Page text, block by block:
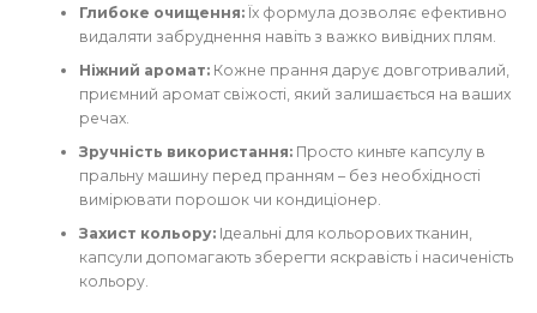
Глибоке очищення:Їх формула дозволяє ефективно
видаляти забруднення навіть з важко вивідних плям.
Ніжний аромат:Кожне прання дарує довготривалий,
приємний аромат свіжості, який залишається на ваших
речах.
Зручність використання:Просто киньте капсулу в
пральну машину перед пранням – без необхідності
вимірювати порошок чи кондиціонер.
Захист кольору:Ідеальні для кольорових тканин,
капсули допомагають зберегти яскравість і насиченість
кольору.